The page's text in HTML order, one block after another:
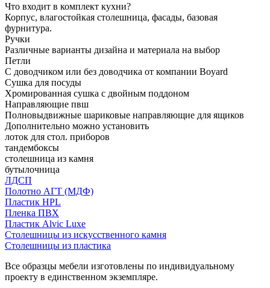
Что входит в комплект кухни?
Корпус, влагостойкая столешница, фасады, базовая
фурнитура.
Ручки
Различные варианты дизайна и материала на выбор
Петли
С доводчиком или без доводчика от компании Boyard
Сушка для посуды
Хромированная сушка с двойным поддоном
Направляющие пвш
Полновыдвижные шариковые направляющие для ящиков
Дополнительно можно установить
лоток для стол. приборов
тандембоксы
столешница из камня
бутылочница
ЛДСП
Полотно АГТ (МДФ)
Пластик HPL
Пленка ПВХ
Пластик Alvic Luxe
Столешницы из искусственного камня
Столешницы из пластика
Все образцы мебели изготовлены по индивидуальному
проекту в единственном экземпляре.